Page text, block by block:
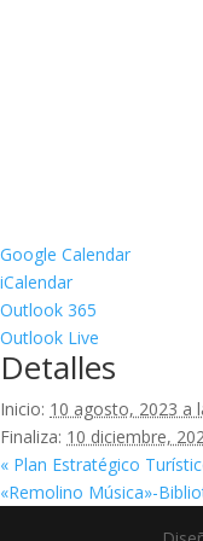
Google Calendar
iCalendar
Outlook 365
Outlook Live
Detalles
Inicio: 10 agosto, 2023 a
Finaliza: 10 diciembre,
« Plan Estratégico
«Remolino Música»-